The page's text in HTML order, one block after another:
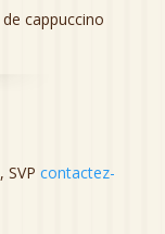
cappuccino
, SVP contactez-